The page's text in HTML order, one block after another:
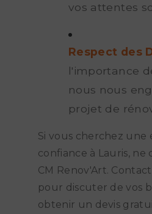
vos attentes
Respect des
l'importance
nous nous
projet de
Si vous cherchez
confiance à Lauris,
CM Renov'Art.
pour discuter de vos
obtenir un devis